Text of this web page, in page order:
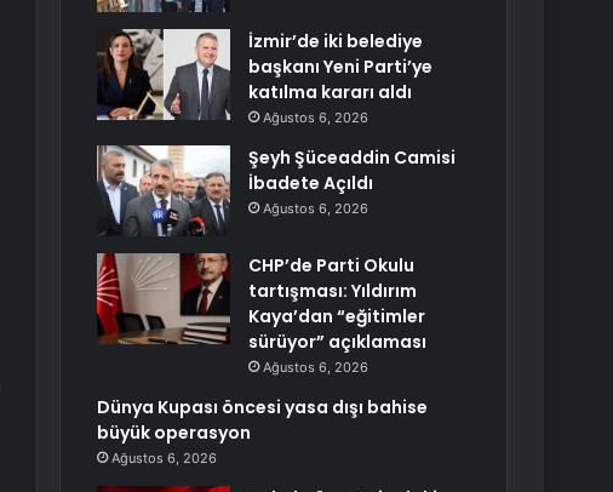
İzmir’de iki belediye
başkanı Yeni Parti’ye
katılma kararı aldı
Ağustos 6, 2026
Şeyh Şüceaddin Camisi
İbadete Açıldı
Ağustos 6, 2026
CHP’de Parti Okulu
tartışması: Yıldırım
Kaya’dan “eğitimler
sürüyor” açıklaması
Ağustos 6, 2026
Dünya Kupası öncesi yasa dışı bahise
büyük operasyon
Ağustos 6, 2026